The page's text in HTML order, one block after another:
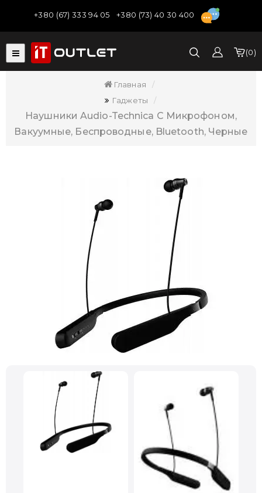
+380 (67) 333 94 05 +380 (73) 40 30 400
0
Главная
Гаджеты
Наушники Audio-Technica С Микрофоном,
Вакуумные, Беспроводные, Bluetooth, Черные